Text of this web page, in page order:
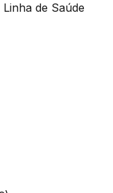
de Saúde